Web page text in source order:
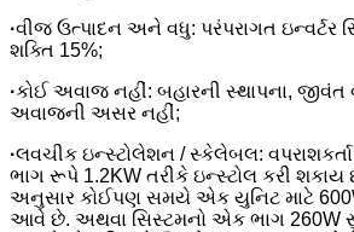
·વીજ ઉત્પાદન અને વધુ: પરંપરાગત ઇન્વર્ટર
શક્તિ 15%;
·કોઈ અવાજ નહીં: બહારની સ્થાપના, જીવંત
અવાજની અસર નહીં;
·લવચીક ઇન્સ્ટોલેશન / સ્કેલેબલ:
ભાગ રૂપે 1.2KW તરીકે ઇન્સ્ટોલ કરી
અનુસાર કોઈપણ સમયે એક યુનિટ માટે
આવે છે. અથવા સિસ્ટમનો એક ભાગ 260W